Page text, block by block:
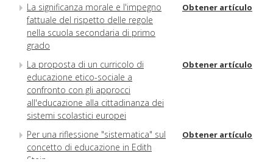
La significanza morale e l'impegno
fattuale del rispetto delle regole
nella scuola secondaria di primo
grado
Obtener artículo
La proposta di un curricolo di
educazione etico-sociale a
confronto con gli approcci
all'educazione alla cittadinanza dei
sistemi scolastici europei
Obtener artículo
Per una riflessione "sistematica" sul
concetto di educazione in Edith
Stein
Obtener artículo